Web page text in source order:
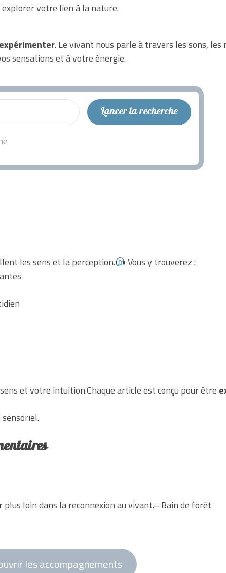
votre lien à la nature.
. Le vivant nous parle à travers les sons,
sensations et à votre énergie.
les sens et la perception.
Vous y trouverez :
et votre intuition.Chaque article est conçu pour être
plus loin dans la reconnexion au vivant.– Bain de forêt
les accompagnements